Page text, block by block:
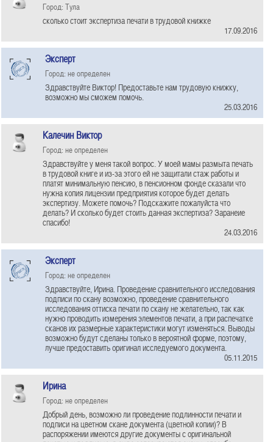
Город: Тула
сколько стоит экспертиза печати в трудовой книжке
17.09.2016
Эксперт
Город: не определен
Здравствуйте Виктор! Предоставьте нам трудовую книжку,
возможно мы сможем помочь.
25.03.2016
Калечин Виктор
Город: не определен
Здравствуйте у меня такой вопрос. У моей мамы размыта печать
в трудовой книге и из-за этого ей не защитали стаж работы и
платят минимальную пенсию, в пенсионном фонде сказали что
нужна копия лицензии предприятия которое будет делать
экспертизу. Можете помочь? Подскажите пожалуйста что
делать? И сколько будет стоить данная экспертиза? Заранеие
спасибо!
24.03.2016
Эксперт
Город: не определен
Здравствуйте, Ирина. Проведение сравнительного исследования
подписи по скану возможно, проведение сравнительного
исследования оттиска печати по скану не желательно, так как
нужно проводить измерения элементов печати, а при распечатке
сканов их размерные характеристики могут изменяться. Выводы
возможно будут сделаны только в вероятной форме, поэтому,
лучше предоставить оригинал исследуемого документа.
05.11.2015
Ирина
Город: не определен
Добрый день, возможно ли проведение подлинности печати и
подписи на цветном скане документа (цветной копии)? В
распоряжении имеются другие документы с оригинальной